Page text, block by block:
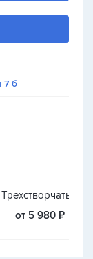
7 б
Трехстворчатые
от 5 980 ₽